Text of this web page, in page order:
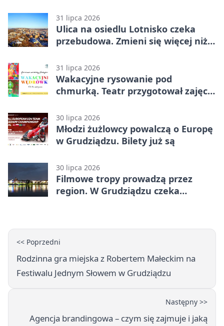
31 lipca 2026
Ulica na osiedlu Lotnisko czeka
przebudowa. Zmieni się więcej niż
31 lipca 2026
Wakacyjne rysowanie pod
chmurką. Teatr przygotował zajęcia
30 lipca 2026
Młodzi żużlowcy powalczą o Europę
w Grudziądzu. Bilety już są
30 lipca 2026
Filmowe tropy prowadzą przez
region. W Grudziądzu czeka
<< Poprzedni
Rodzinna gra miejska z Robertem Małeckim na
Festiwalu Jednym Słowem w Grudziądzu
Następny >>
Agencja brandingowa – czym się zajmuje i jaką